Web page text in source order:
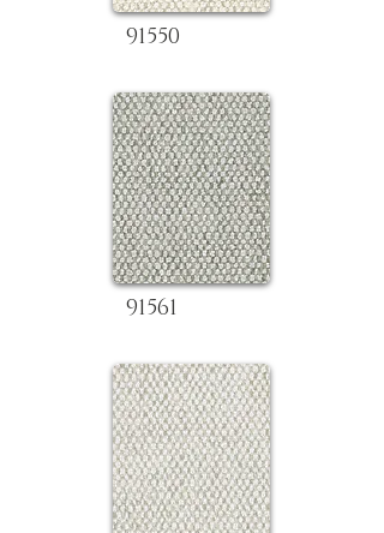
91550
91561